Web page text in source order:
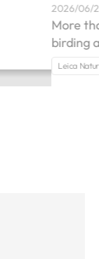
2026/06/
More
birding
Leica